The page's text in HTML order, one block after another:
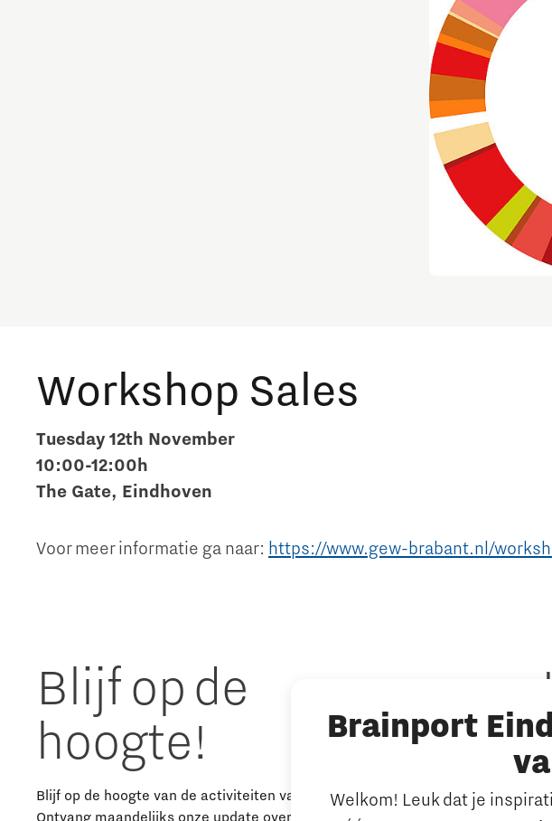
Brainport
Welkom! Leuk dat je
Workshop Sales
Tuesday 12th November
10:00-12:00h
The Gate, Eindhoven
Voor meer informatie ga naar: https://www.gew-brabant.nl/
Blijf op de
hoogte!
Blijf op de hoogte van de activiteiten van The Gate.
Ontvang maandelijks onze update over nieuws, events en